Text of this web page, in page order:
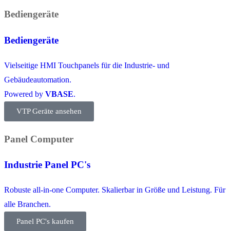
Bediengeräte
Bediengeräte
Vielseitige HMI Touchpanels für die Industrie- und
Gebäudeautomation.
Powered by VBASE.
VTP Geräte ansehen
Panel Computer
Industrie Panel PC's
Robuste all-in-one Computer. Skalierbar in Größe und Leistung. Für
alle Branchen.
Panel PC's kaufen